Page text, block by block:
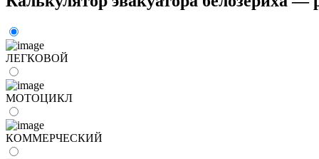
ЛЕГКОВОЙ
МОТОЦИКЛ
КОММЕРЧЕСКИЙ